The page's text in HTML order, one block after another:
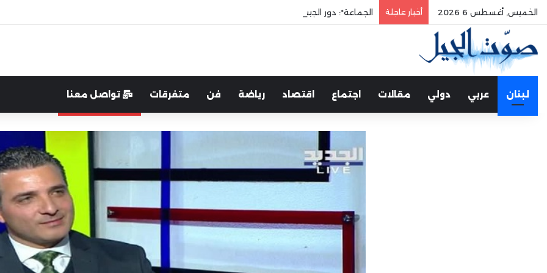
الخميس, أغسطس 6 2026 أخبار عاجلة الجماعة*: دور الجيش في حماية الوطن والدفاع عنه هو الأساس
لبنان عربي دولي مقالات اجتماع اقتصاد رياضة فن متفرقات تواصل معنا